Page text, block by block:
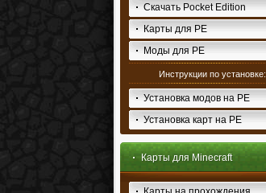
Скачать Pocket Edition
Карты для PE
Моды для PE
Инструкции по установке:
Установка модов на PE
Установка карт на PE
Карты для Minecraft